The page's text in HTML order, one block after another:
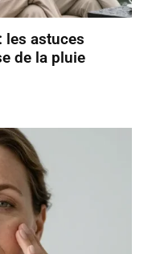
les astuces
de la pluie